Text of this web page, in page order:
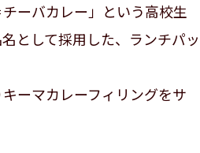
ーバカレー」という高校生
として採用した、ランチパッ
ーマカレーフィリングをサ